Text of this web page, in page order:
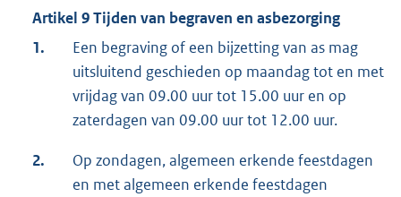
Artikel 9 Tijden van begraven en asbezorging
1.
Een begraving of een bijzetting van as mag
uitsluitend geschieden op maandag tot en met
vrijdag van 09.00 uur tot 15.00 uur en op
zaterdagen van 09.00 uur tot 12.00 uur.
2.
Op zondagen, algemeen erkende feestdagen
en met algemeen erkende feestdagen